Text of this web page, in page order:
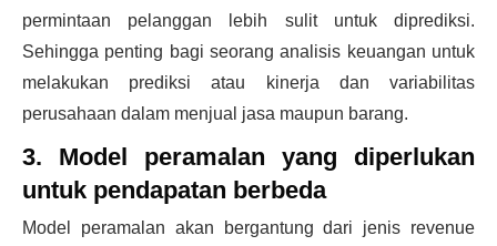
permintaan pelanggan lebih sulit untuk diprediksi.
Sehingga penting bagi seorang analisis keuangan untuk
melakukan prediksi atau kinerja dan variabilitas
perusahaan dalam menjual jasa maupun barang.
3. Model peramalan yang diperlukan
untuk pendapatan berbeda
Model peramalan akan bergantung dari jenis revenue